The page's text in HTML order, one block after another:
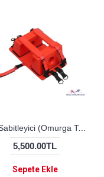
Baş Sabitleyici (Omurga Tahtası İçin)
5,500.00TL
Sepete Ekle